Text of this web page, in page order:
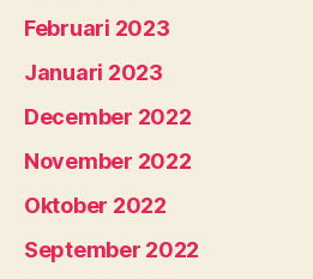
Februari 2023
Januari 2023
December 2022
November 2022
Oktober 2022
September 2022